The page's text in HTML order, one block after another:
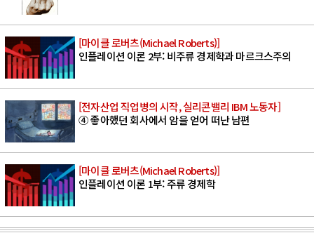
[마이클 로버츠(Michael Roberts)]
인플레이션 이론 2부: 비주류 경제학과 마르크스주의
[전자산업 직업병의 시작, 실리콘밸리 IBM 노동자]
④ 좋아했던 회사에서 암을 얻어 떠난 남편
[마이클 로버츠(Michael Roberts)]
인플레이션 이론 1부: 주류 경제학